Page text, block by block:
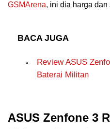
GSMArena, ini dia harga
BACA JUGA
Review ASUS
Baterai Militan
ASUS Zenfone 3